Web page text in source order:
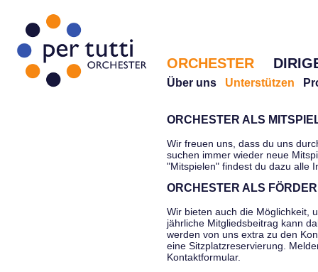
ORCHESTER
Über uns Unterstützen
ORCHESTER ALS
Wir freuen uns, dass du uns
suchen immer wieder neue
"Mitspielen" findest du dazu alle
ORCHESTER ALS
Wir bieten auch die Möglichkeit,
jährliche Mitgliedsbeitrag kann
werden von uns extra zu den
eine Sitzplatzreservierung.
Kontaktformular.